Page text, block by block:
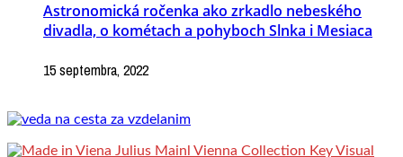
Astronomická ročenka ako zrkadlo nebeského
divadla, o kométach a pohyboch Slnka i Mesiaca
15 septembra, 2022